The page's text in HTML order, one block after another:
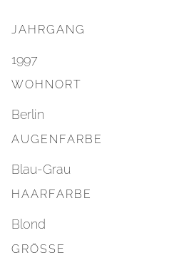
JAHRGANG
1997
WOHNORT
Berlin
AUGENFARBE
Blau-Grau
HAARFARBE
Blond
GRÖSSE